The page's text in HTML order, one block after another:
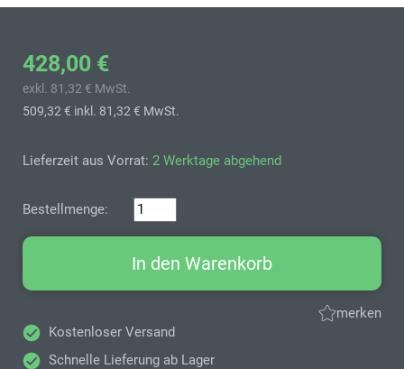
428,00 €
exkl. 81,32 € MwSt.
509,32 € inkl. 81,32 € MwSt.
Lieferzeit aus Vorrat: 2 Werktage abgehend
Bestellmenge:
In den Warenkorb
merken
Kostenloser Versand
Schnelle Lieferung ab Lager